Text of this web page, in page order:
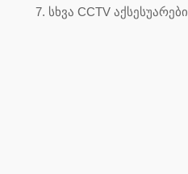
სხვა CCTV აქსესუარები